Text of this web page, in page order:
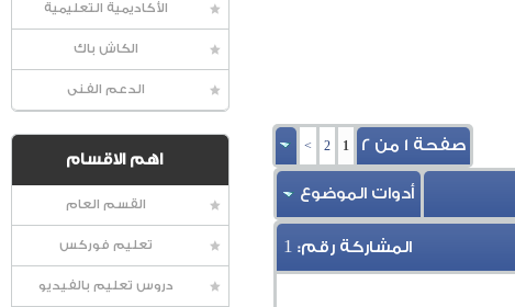
الأكاديمية التعليمية
الكاش باك
الدعم الفنى
اهم الاقسام
القسم العام
تعليم فوركس
دروس تعليم بالفيديو
صفحة 1 من 2 1
2
>
أدوات الموضوع
المشاركة رقم: 1